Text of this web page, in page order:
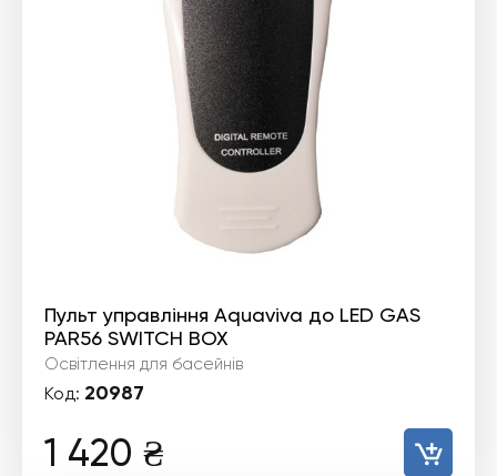
Пульт управління Aquaviva до LED GAS
PAR56 SWITCH BOX
Освітлення для басейнів
Код: 20987
1 420 ₴